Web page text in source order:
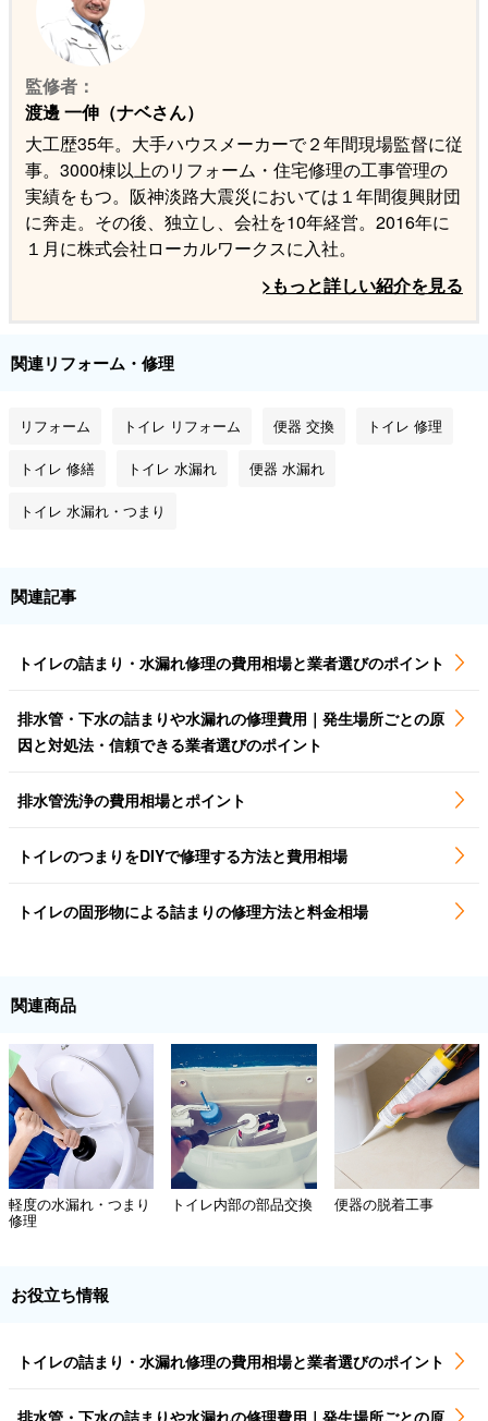
監修者：
渡邊 一伸（ナベさん）
大工歴35年。大手ハウスメーカーで２年間現場監督に従
事。3000棟以上のリフォーム・住宅修理の工事管理の
実績をもつ。阪神淡路大震災においては１年間復興財団
に奔走。その後、独立し、会社を10年経営。2016年に
１月に株式会社ローカルワークスに入社。
>もっと詳しい紹介を見る
関連リフォーム・修理
リフォーム トイレ リフォーム 便器 交換 トイレ 修理
トイレ 修繕 トイレ 水漏れ 便器 水漏れ
トイレ 水漏れ・つまり
関連記事
トイレの詰まり・水漏れ修理の費用相場と業者選びのポイント
排水管・下水の詰まりや水漏れの修理費用｜発生場所ごとの原
因と対処法・信頼できる業者選びのポイント
排水管洗浄の費用相場とポイント
トイレのつまりをDIYで修理する方法と費用相場
トイレの固形物による詰まりの修理方法と料金相場
関連商品
軽度の水漏れ・つまり
修理
トイレ内部の部品交換 便器の脱着工事
お役立ち情報
トイレの詰まり・水漏れ修理の費用相場と業者選びのポイント